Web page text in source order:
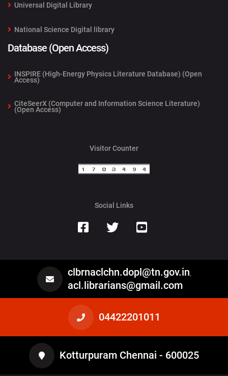
Universal Digital Library
National Science Digital library
Database (Open Access)
INSPIRE (High-Energy Physics Literature Database) (Open
Access)
CiteSeerX (Computer and Information Science Literature)
(Open Access)
Visitor Counter
Social Links
clbrnaclchn.dopl@tn.gov.in,
acl.librarians@gmail.com
04422201011
Kotturpuram Chennai - 600025